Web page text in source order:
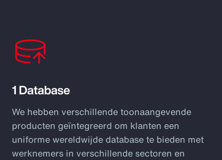
1 Database
We hebben verschillende toonaangevende
producten geïntegreerd om klanten een
uniforme wereldwijde database te bieden met
werknemers in verschillende sectoren en